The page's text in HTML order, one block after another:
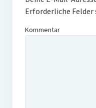
Erforderliche
Kommentar